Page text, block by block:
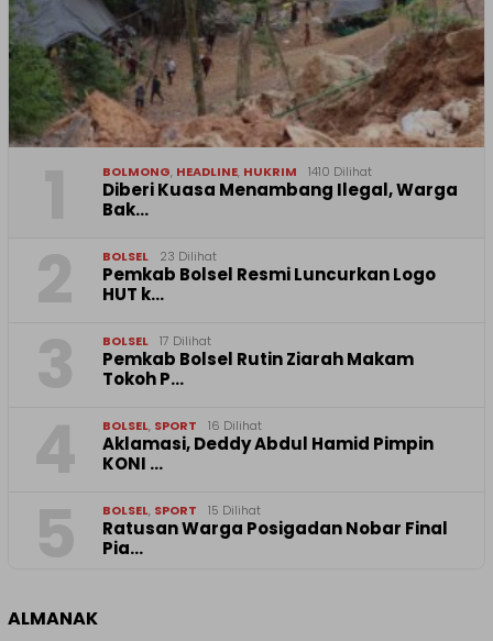
BOLMONG, HEADLINE, HUKRIM 1410 Dilihat
Diberi Kuasa Menambang Ilegal, Warga
Bak…
BOLSEL 23 Dilihat
Pemkab Bolsel Resmi Luncurkan Logo
HUT k…
BOLSEL 17 Dilihat
Pemkab Bolsel Rutin Ziarah Makam
Tokoh P…
BOLSEL, SPORT 16 Dilihat
Aklamasi, Deddy Abdul Hamid Pimpin
KONI …
BOLSEL, SPORT 15 Dilihat
‎Ratusan Warga Posigadan Nobar Final
Pia…
ALMANAK